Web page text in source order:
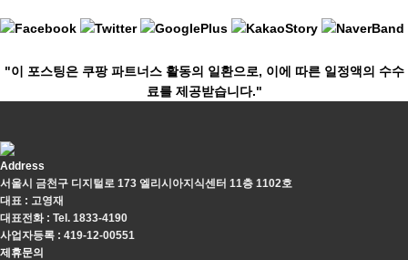
"이 포스팅은 쿠팡 파트너스 활동의 일환으로, 이에 따른 일정액의 수수
료를 제공받습니다."
Address
서울시 금천구 디지털로 173 엘리시아지식센터 11층 1102호
대표 : 고영재
대표전화 : Tel. 1833-4190
사업자등록 : 419-12-00551
제휴문의